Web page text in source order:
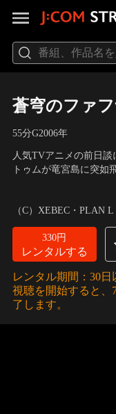
蒼穹のファ
55分G2006年
人気TVアニメの前日
トゥムが竜宮島に突
行われていた…。そう
った…。
（C）XEBEC・PLAN L
330円
レンタルする
レンタル期間：30
視聴を開始すると、
了します。